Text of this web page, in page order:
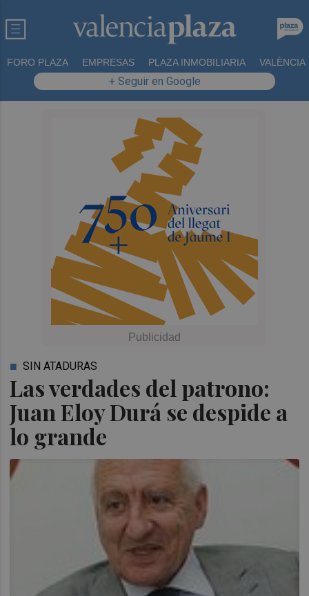
FORO PLAZA EMPRESAS PLAZA INMOBILIARIA VALÈNCIA
+ Seguir en Google
Las verdades del patrono:
Juan Eloy Durá se despide a
lo grande
SIN ATADURAS